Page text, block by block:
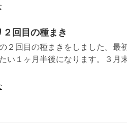
２回目の種まき
２回目の種まきをしました。最
い１ヶ月半後になります。３月